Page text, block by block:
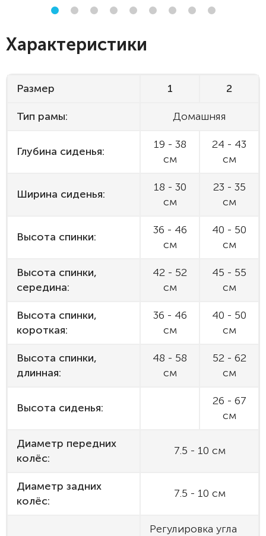
Характеристики
Размер 1 2
Тип рамы: Домашняя
Глубина сиденья:
19 - 38
см
24 - 43
см
Ширина сиденья:
18 - 30
см
23 - 35
см
Высота спинки:
36 - 46
см
40 - 50
см
Высота спинки,
середина:
42 - 52
см
45 - 55
см
Высота спинки,
короткая:
36 - 46
см
40 - 50
см
Высота спинки,
длинная:
48 - 58
см
52 - 62
см
Высота сиденья:
26 - 67
см
Диаметр передних
колёс:
7.5 - 10 см
Диаметр задних
колёс:
7.5 - 10 см
Регулировка угла